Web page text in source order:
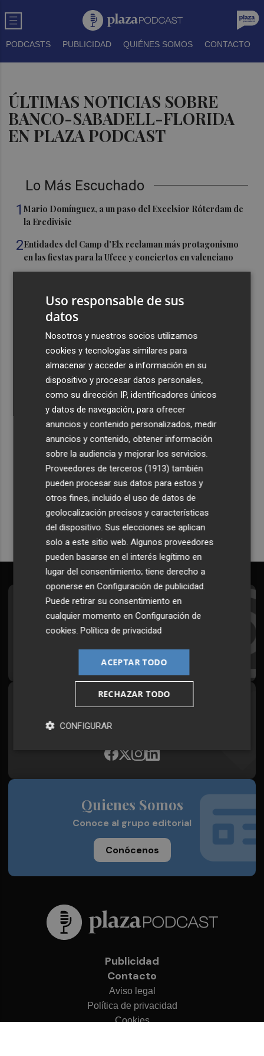
PODCASTS PUBLICIDAD QUIÉNES SOMOS CONTACTO
ÚLTIMAS NOTICIAS SOBRE
BANCO-SABADELL-FLORIDA
EN PLAZA PODCAST
Lo Más Escuchado
1Mario Domínguez, a un paso del Excelsior Róterdam de
la Eredivisie
2Entidades del Camp d'Elx reclaman más protagonismo
en las fiestas para la Ufece y conciertos en valenciano
Valencia Basket abrirá la EuroLeague Women en casa
Fin a la racha de seis macrotrasvases del Tajo al Segura:
reducen el agua a 27 hm3 en septiembre por la caída de
las reservas
Recibe toda la actualidad de
Plaza Podcast en tu correo
Quiero suscribirme
Suscríbete al Boletín
Todos los días a primera hora en tu email
Síguenos en redes
Plaza Podcast, desde cualquier medio
Quienes Somos
Conoce al grupo editorial
Conócenos
Publicidad
Contacto
Aviso legal
Política de privacidad
Cookies
Uso responsable de sus
datos
Nosotros y nuestros socios utilizamos
cookies y tecnologías similares para
almacenar y acceder a información en su
dispositivo y procesar datos personales,
como su dirección IP, identificadores únicos
y datos de navegación, para ofrecer
anuncios y contenido personalizados, medir
anuncios y contenido, obtener información
sobre la audiencia y mejorar los servicios.
Proveedores de terceros (1913) también
pueden procesar sus datos para estos y
otros fines, incluido el uso de datos de
geolocalización precisos y características
del dispositivo. Sus elecciones se aplican
solo a este sitio web. Algunos proveedores
pueden basarse en el interés legítimo en
lugar del consentimiento; tiene derecho a
oponerse enConfiguración de publicidad.
Puede retirar su consentimiento en
cualquier momento enConfiguración de
cookies.Política de privacidad
ACEPTAR TODO
RECHAZAR TODO
CONFIGURAR